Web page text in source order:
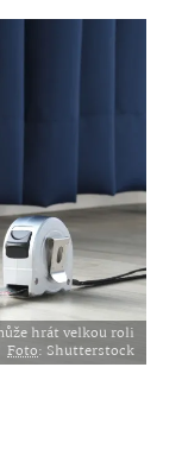
hrát velkou roli
Foto: Shutterstock